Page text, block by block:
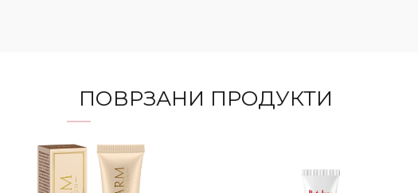
ПОВРЗАНИ ПРОДУКТИ